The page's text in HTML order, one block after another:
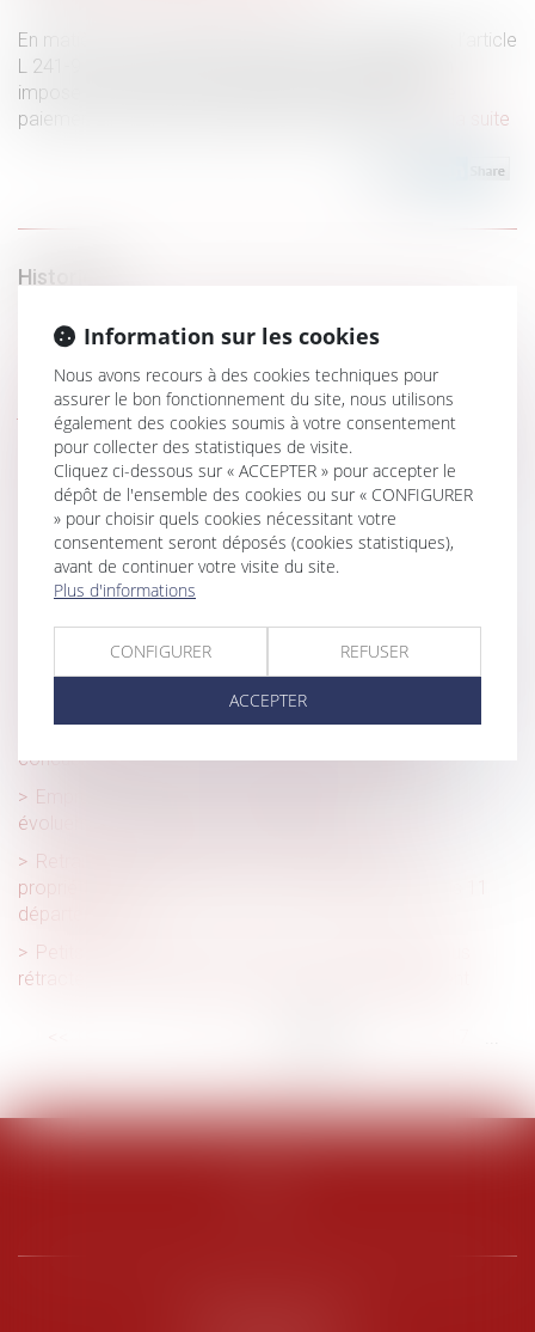
En matière de construction de maisons individuelles, l’article
L 241-9 du Code de la construction et de l’habitation
impose au constructeur de justifier d’une garantie de
paiement dans tout contrat de sous-traitance...
Lire la suite
Historique
cassation confirme la responsabilité du dirigeant de droit
Frais professionnels et accueil d’un animal : absence de
justificatifs, pas de remboursement
Abus de position dominante par Google dans le domaine
de la publicité en ligne : 2,95 milliards d'euros d'amende -
Actu-Juridique
Indemnités journalières maternité de l’assurance
volontaire : des précisions !
Maladie pendant les congés : la Cour de cassation
consacre le droit au report des jours de congé payé
Prescription d’une créance entre concubins : le
concubinage n’est pas un empêchement d’agir
Emprunts -Crédits à la consommation : les règles
évoluent pour prévenir le surendettement
Retrait-gonflement des sols : une aide pour les
propriétaires victimes de fissures expérimentée dans 11
départements
Petits professionnels : vous avez 14 jours pour vous
rétracter en cas de contrat conclu hors établissement
> >>
Information sur les cookies
Nous avons recours à des cookies techniques pour
assurer le bon fonctionnement du site, nous utilisons
également des cookies soumis à votre consentement
pour collecter des statistiques de visite.
Cliquez ci-dessous sur « ACCEPTER » pour accepter le
dépôt de l'ensemble des cookies ou sur « CONFIGURER
» pour choisir quels cookies nécessitant votre
consentement seront déposés (cookies statistiques),
avant de continuer votre visite du site.
Plus d'informations
CONFIGURER REFUSER
ACCEPTER